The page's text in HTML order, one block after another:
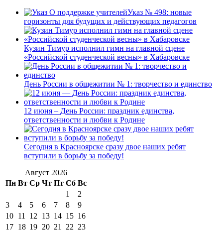
Указ № 498: новые
горизонты для будущих и действующих педагогов
Кузин Тимур исполнил гимн на главной сцене
«Российской студенческой весны» в Хабаровске
День России в общежитии № 1: творчество и единство
12 июня – День России: праздник единства,
ответственности и любви к Родине
Сегодня в Красноярске сразу двое наших ребят
вступили в борьбу за победу!
Август 2026
Пн Вт Ср Чт Пт Сб Вс
1
2
3
4 5 6 7 8
9
10 11 12 13 14 15 16
17 18 19 20 21 22 23